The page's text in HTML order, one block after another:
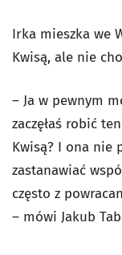
Irka mieszka we
Kwisą, ale nie
– Ja w pewnym
zaczęłaś robić
Kwisą? I ona nie
zastanawiać
często z
– mówi Jakub